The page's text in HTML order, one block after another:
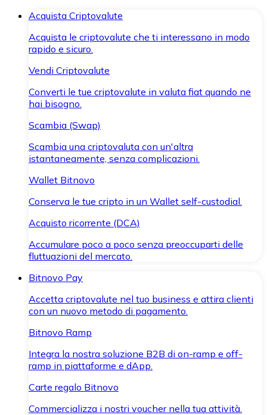
Acquista Criptovalute
Acquista le criptovalute che ti interessano in modo
rapido e sicuro.
Vendi Criptovalute
Converti le tue criptovalute in valuta fiat quando ne
hai bisogno.
Scambia (Swap)
Scambia una criptovaluta con un'altra
istantaneamente, senza complicazioni.
Wallet Bitnovo
Conserva le tue cripto in un Wallet self-custodial.
Acquisto ricorrente (DCA)
Accumulare poco a poco senza preoccuparti delle
fluttuazioni del mercato.
Bitnovo Pay
Accetta criptovalute nel tuo business e attira clienti
con un nuovo metodo di pagamento.
Bitnovo Ramp
Integra la nostra soluzione B2B di on-ramp e off-
ramp in piattaforme e dApp.
Carte regalo Bitnovo
Commercializza i nostri voucher nella tua attività.